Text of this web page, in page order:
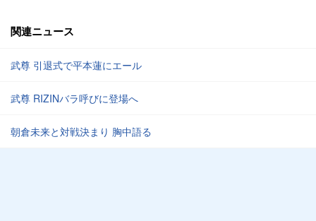
関連ニュース
武尊 引退式で平本蓮にエール
武尊 RIZINバラ呼びに登場へ
朝倉未来と対戦決まり 胸中語る